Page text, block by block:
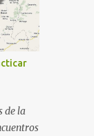
de la